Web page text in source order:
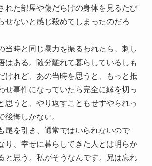
れた部屋や傷だらけの身体を見るたび
せないと感じ殺めてしまったのだろ
当時と同じ暴力を振るわれたら、刺し
はある。随分離れて暮らしているしも
けれど、あの当時を思うと、もっと抵
せ事件になっていたら完全に縁を切っ
思うと、やり返すこともせずやられっ
後悔しかない。
尾を引き、通常ではいられないので
り、幸せに暮らしてきた人とは明らか
と思う。私がそうなんです。兄は忘れ